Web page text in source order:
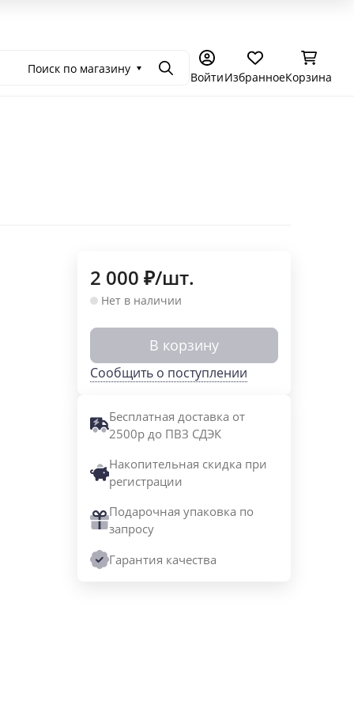
Поиск по магазину ПоискВойтиИзбранноеКорзина
2 000 ₽/шт.
Нет в наличии
В корзину
Сообщить о поступлении
Бесплатная доставка от
2500р до ПВЗ СДЭК
Накопительная скидка при
регистрации
Подарочная упаковка по
запросу
Гарантия качества